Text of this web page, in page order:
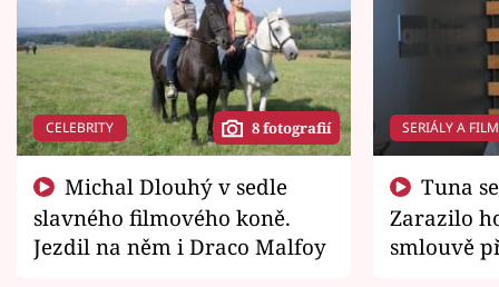
CELEBRITY 8 fotografií
slavného filmového koně.
Jezdil na něm i Draco Malfoy
SERIÁLY A
Zarazilo
smlouvě